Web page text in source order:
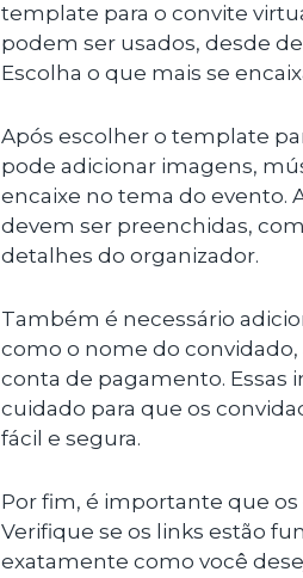
template para o convite
podem ser usados, desde
Escolha o que mais se
Após escolher o template
pode adicionar imagens,
encaixe no tema do evento.
devem ser preenchidas,
detalhes do organizador.
Também é necessário
como o nome do
conta de pagamento. Essas
cuidado para que os
fácil e segura.
Por fim, é importante que
Verifique se os links estão
exatamente como você